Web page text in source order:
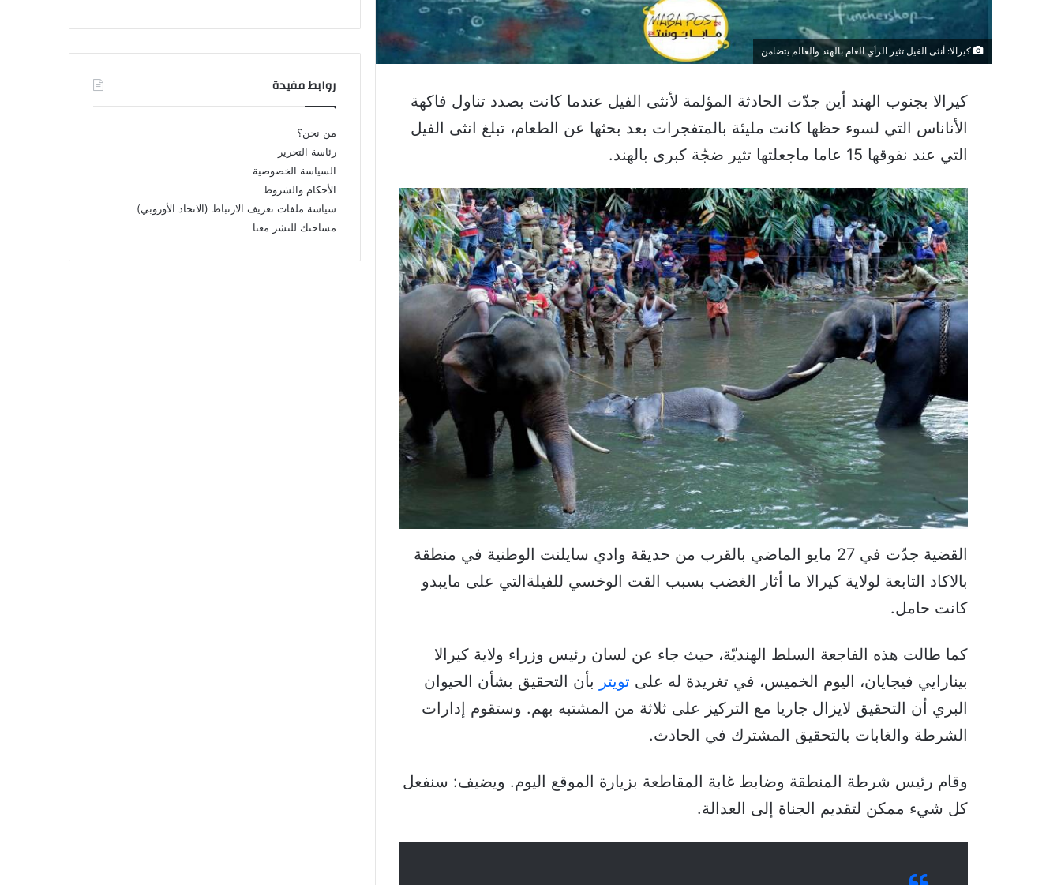
كيرالا: أنثى الفيل تثير الرأي العام بالهند والعالم يتضامن
كيرالا بجنوب الهند أين جدّت الحادثة المؤلمة لأنثى الفيل عندما كانت بصدد تناول فاكهة
الأناناس التي لسوء حظها كانت مليئة بالمتفجرات بعد بحثها عن الطعام، تبلغ انثى الفيل
التي عند نفوقها 15 عاما ماجعلتها تثير ضجّة كبرى بالهند.
القضية جدّت في 27 مايو الماضي بالقرب من حديقة وادي سايلنت الوطنية في منطقة
بالاكاد التابعة لولاية كيرالا ما أثار الغضب بسبب القت الوخسي للفيلةالتي على مايبدو
كانت حامل.
كما طالت هذه الفاجعة السلط الهنديّة، حيث جاء عن لسان رئيس وزراء ولاية كيرالا
بينارايي فيجايان، اليوم الخميس، في تغريدة له على تويتر بأن التحقيق بشأن الحيوان
البري أن التحقيق لايزال جاريا مع التركيز على ثلاثة من المشتبه بهم. وستقوم إدارات
الشرطة والغابات بالتحقيق المشترك في الحادث.
وقام رئيس شرطة المنطقة وضابط غابة المقاطعة بزيارة الموقع اليوم. ويضيف: سنفعل
كل شيء ممكن لتقديم الجناة إلى العدالة.
روابط مفيدة
من نحن؟
رئاسة التحرير
السياسة الخصوصية
الأحكام والشروط
سياسة ملفات تعريف الارتباط (الاتحاد الأوروبي)
مساحتك للنشر معنا